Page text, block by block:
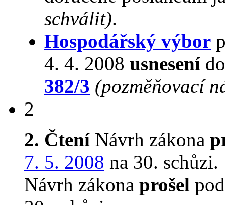
schválit).
Hospodářský výbor
4. 4. 2008 usnesení
382/3 (pozměňovací
2
2. ČteníNávrh zákona
7. 5. 2008 na 30. schůzi.
Návrh zákona prošel